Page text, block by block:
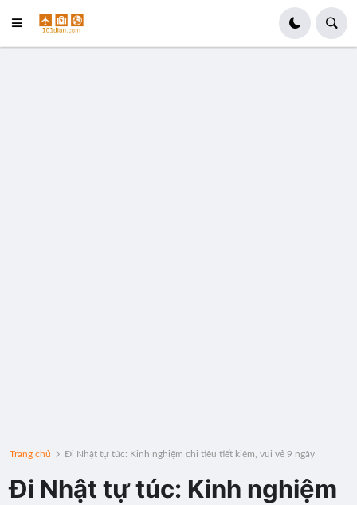
Trang chủ Đi Nhật tự túc: Kinh nghiệm chi tiêu tiết kiệm, vui vẻ 9 ngày
Đi Nhật tự túc: Kinh nghiệm